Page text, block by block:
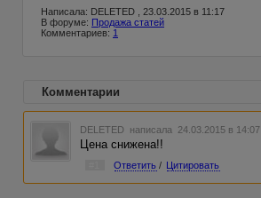
Написала: DELETED , 23.03.2015 в 11:17
В форуме: Продажа статей
Комментариев: 1
Комментарии
DELETED написала 24.03.2015 в 14:07
Цена снижена!!
Ответить / Цитировать